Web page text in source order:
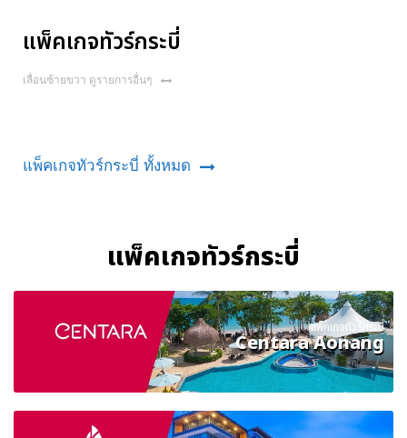
แพ็คเกจทัวร์กระบี่
เลื่อนซ้ายขวา ดูรายการอื่นๆ
แพ็คเกจทัวร์กระบี่ ทั้งหมด
แพ็คเกจทัวร์กระบี่
แพ็คเกจทัวร์กระบี่
Centara Aonang